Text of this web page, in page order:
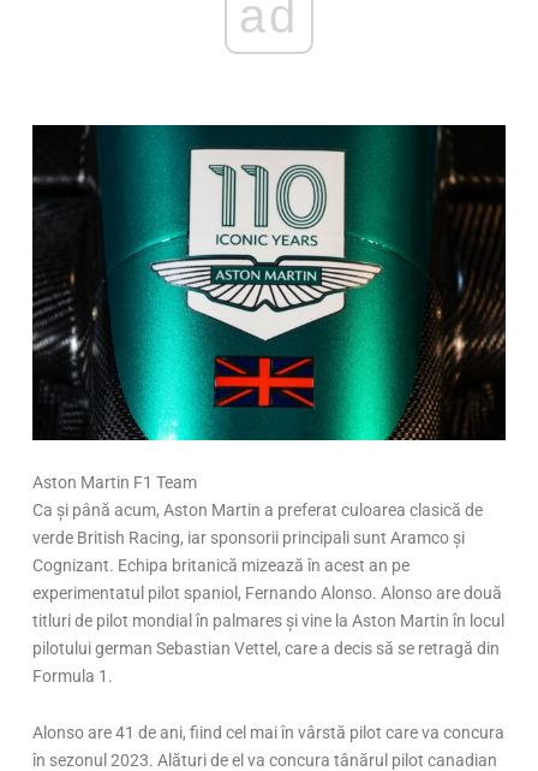
ad
Aston Martin F1 Team
Ca și până acum, Aston Martin a preferat culoarea clasică de
verde British Racing, iar sponsorii principali sunt Aramco și
Cognizant. Echipa britanică mizează în acest an pe
experimentatul pilot spaniol, Fernando Alonso. Alonso are două
titluri de pilot mondial în palmares și vine la Aston Martin în locul
pilotului german Sebastian Vettel, care a decis să se retragă din
Formula 1.
Alonso are 41 de ani, fiind cel mai în vârstă pilot care va concura
în sezonul 2023. Alături de el va concura tânărul pilot canadian